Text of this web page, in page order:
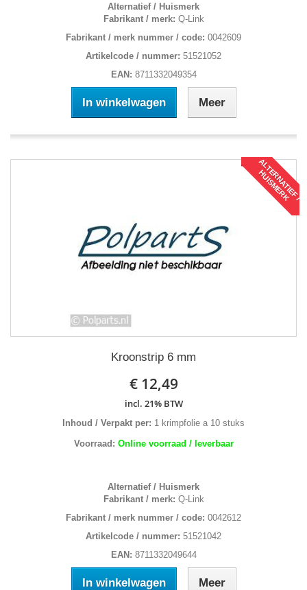
Alternatief / Huismerk
Fabrikant / merk: Q-Link
Fabrikant / merk nummer / code: 0042609
Artikelcode / nummer: 51521052
EAN: 8711332049354
In winkelwagen Meer
A
L
T
E
R
N
A
T
I
E
F
/
H
U
I
S
M
E
R
K
Kroonstrip 6 mm
€ 12,49
incl. 21% BTW
Inhoud / Verpakt per: 1 krimpfolie a 10 stuks
Voorraad: Online voorraad / leverbaar
Alternatief / Huismerk
Fabrikant / merk: Q-Link
Fabrikant / merk nummer / code: 0042612
Artikelcode / nummer: 51521042
EAN: 8711332049644
In winkelwagen Meer